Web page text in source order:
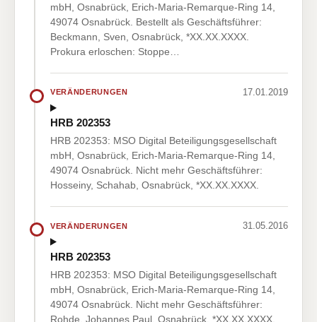
mbH, Osnabrück, Erich-Maria-Remarque-Ring 14,
49074 Osnabrück. Bestellt als Geschäftsführer:
Beckmann, Sven, Osnabrück, *XX.XX.XXXX.
Prokura erloschen: Stoppe…
VERÄNDERUNGEN 17.01.2019
HRB 202353
HRB 202353: MSO Digital Beteiligungsgesellschaft
mbH, Osnabrück, Erich-Maria-Remarque-Ring 14,
49074 Osnabrück. Nicht mehr Geschäftsführer:
Hosseiny, Schahab, Osnabrück, *XX.XX.XXXX.
VERÄNDERUNGEN 31.05.2016
HRB 202353
HRB 202353: MSO Digital Beteiligungsgesellschaft
mbH, Osnabrück, Erich-Maria-Remarque-Ring 14,
49074 Osnabrück. Nicht mehr Geschäftsführer:
Rohde, Johannes Paul, Osnabrück, *XX.XX.XXXX.